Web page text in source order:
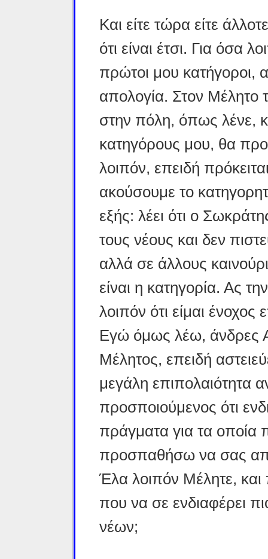
Και είτε τώρα είτε
ότι είναι έτσι. Για όσα
πρώτοι μου κατήγοροι,
απολογία. Στον Μέλητο
στην πόλη, όπως λένε,
κατηγόρους μου, θα
λοιπόν, επειδή
ακούσουμε το
εξής: λέει ότι ο
τους νέους και δεν
αλλά σε άλλους
είναι η κατηγορία. Ας
λοιπόν ότι είμαι
Εγώ όμως λέω, άνδρες
Μέλητος, επειδή
μεγάλη επιπολαιότητα
προσποιούμενος ότι
πράγματα για τα οποία
προσπαθήσω να σας
Έλα λοιπόν Μέλητε,
που να σε ενδιαφέρει
νέων;